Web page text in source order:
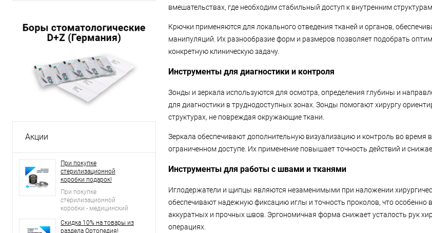
Акции
При покупке
стерилизационной
коробки подарок!
При покупке
стерилизационной
коробки - медицинский
Скидка 10% на товары из
раздела Ортопедия!
вмешательствах, где необходим стабильный доступ к внутренним
Крючки применяются для локального отведения тканей и органов,
манипуляций. Их разнообразие форм и размеров позволяет подобрать
конкретную клиническую задачу.
Инструменты для диагностики и контроля
Зонды и зеркала используются для осмотра, определения глубины и
для диагностики в труднодоступных зонах. Зонды помогают хирургу
структурах, не повреждая окружающие ткани.
Зеркала обеспечивают дополнительную визуализацию и контроль во время
ограниченном доступе. Их применение повышает точность действий и
Инструменты для работы с швами и тканями
Иглодержатели и щипцы являются незаменимыми при наложении
обеспечивают надежную фиксацию иглы и точность проколов, что
аккуратных и прочных швов. Эргономичная форма снижает усталость рук
операциях.